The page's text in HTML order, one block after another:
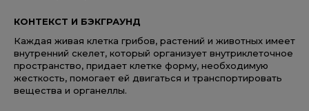
КОНТЕКСТ И БЭКГРАУНД
Каждая живая клетка грибов, растений и животных имеет
внутренний скелет, который организует внутриклеточное
пространство, придает клетке форму, необходимую
жесткость, помогает ей двигаться и транспортировать
вещества и органеллы.